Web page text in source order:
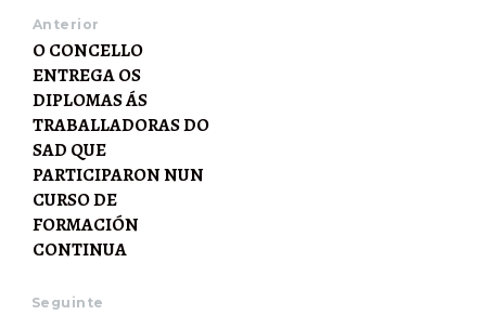
Anterior
O CONCELLO
ENTREGA OS
DIPLOMAS ÁS
TRABALLADORAS DO
SAD QUE
PARTICIPARON NUN
CURSO DE
FORMACIÓN
CONTINUA
Seguinte